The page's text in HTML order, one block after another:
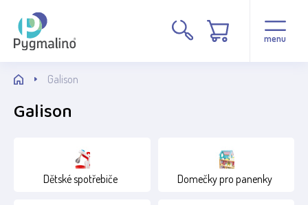
menu
Cena
Běžné zboží
Galison
Galison
Dětské spotřebiče Domečky pro panenky